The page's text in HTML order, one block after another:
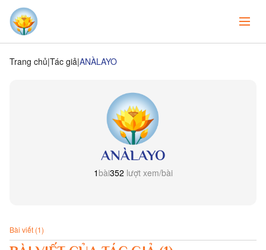
Trang chủ Tác giả ANÀLAYO
ANÀLAYO
1bài352 lượt xem/bài
Bài viết (1)